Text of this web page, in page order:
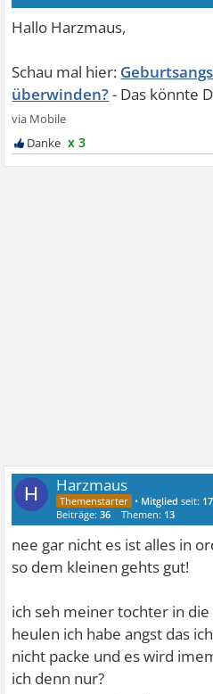
überwinden?
x 3
H Harzmaus
• Mitglied seit:
Beiträge:36 Themen: 13
nee gar nicht es ist alles in
so dem kleinen gehts gut!
ich seh meiner tochter in die
heulen ich habe angst das
nicht packe und es wird
ich denn nur?